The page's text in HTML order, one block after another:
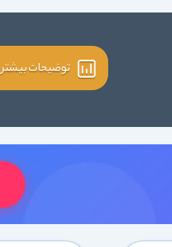
توضیحات بیشتر